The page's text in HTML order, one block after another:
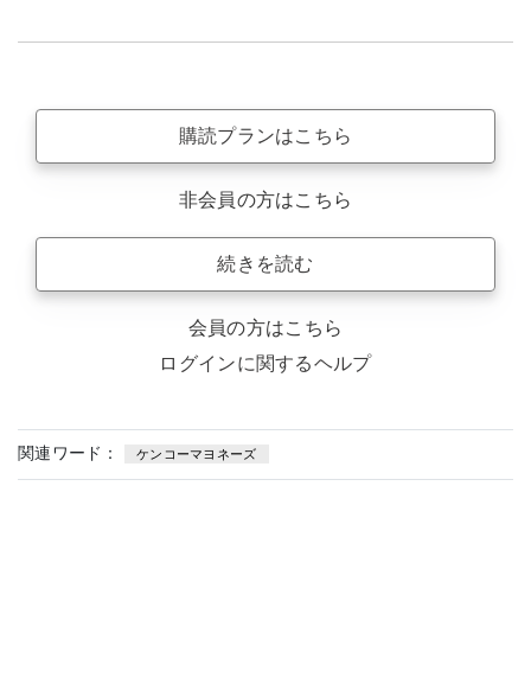
購読プランはこちら
非会員の方はこちら
続きを読む
会員の方はこちら
ログインに関するヘルプ
関連ワード： ケンコーマヨネーズ